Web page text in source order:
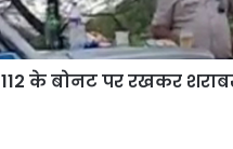
112 के बोनट पर रखकर